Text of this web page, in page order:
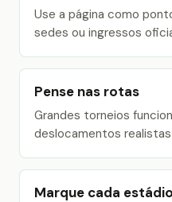
Use a página como
sedes ou ingressos
Pense nas rotas
Grandes torneios
deslocamentos realistas.
Marque cada estádio